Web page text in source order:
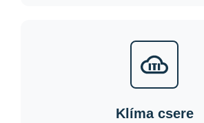
Klíma csere